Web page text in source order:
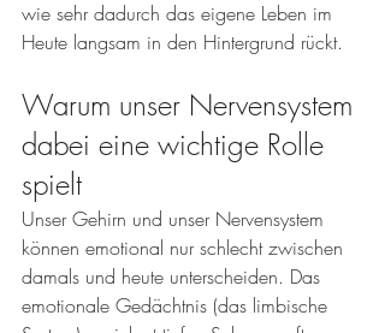
wie sehr dadurch das eigene Leben im
Heute langsam in den Hintergrund rückt.
Warum unser Nervensystem
dabei eine wichtige Rolle
spielt
Unser Gehirn und unser Nervensystem
können emotional nur schlecht zwischen
damals und heute unterscheiden. Das
emotionale Gedächtnis (das limbische